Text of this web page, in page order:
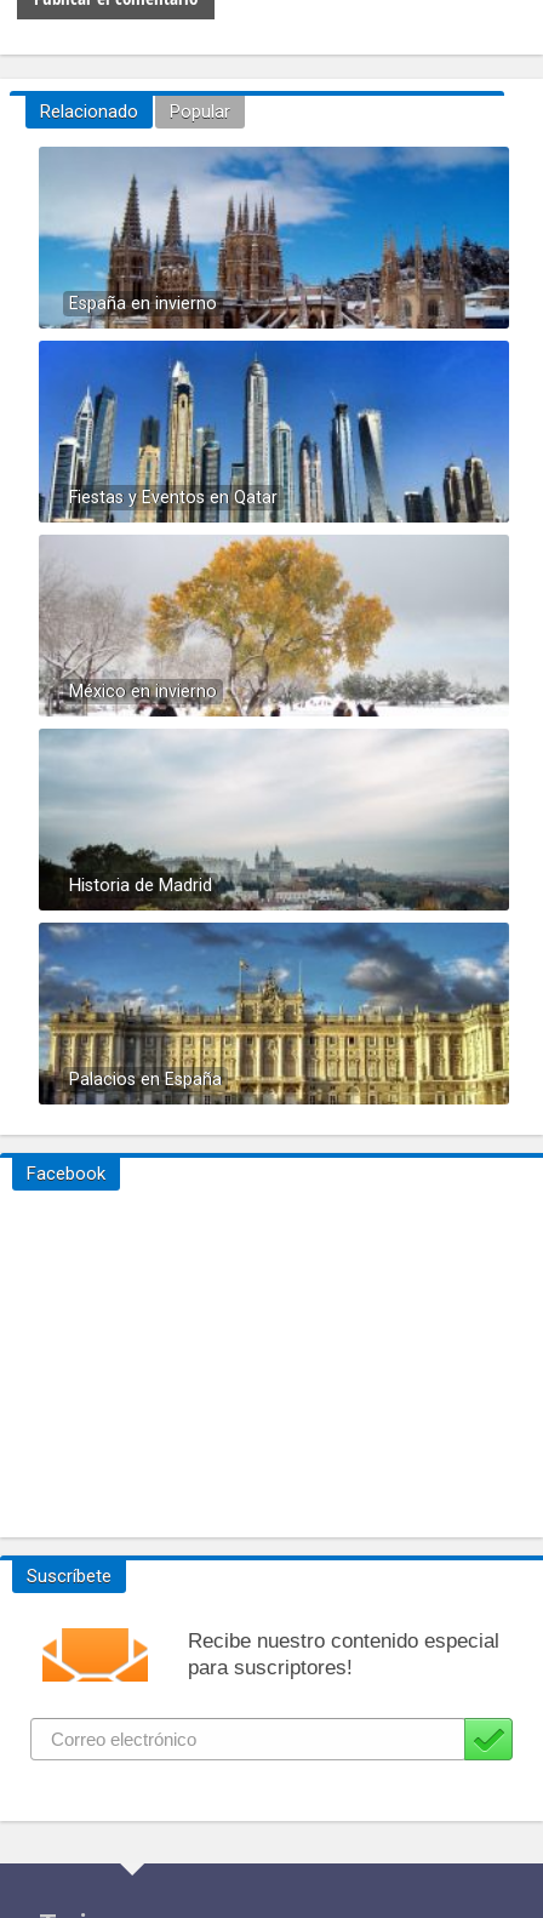
Relacionado Popular
España en invierno
Fiestas y Eventos en Qatar
México en invierno
Historia de Madrid
Palacios en España
Facebook
Suscríbete
Recibe nuestro contenido especial
para suscriptores!